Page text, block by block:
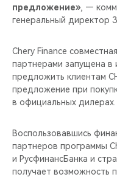
предложение» , —
генеральный
Chery Finance
партнерами запущена
предложить клиентам
предложение при
в официальных дилерах.
Воспользовавшись
партнеров программы
и РусфинансБанка и
получает возможность